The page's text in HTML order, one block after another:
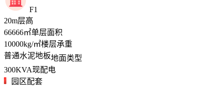
F1
20m层高
66666㎡单层面积
10000kg/㎡楼层承重
普通水泥地板地面类型
300KVA现配电
园区配套